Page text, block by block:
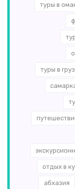
туры в
туры в
отдых в
абхазия